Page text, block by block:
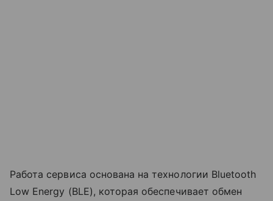
Работа сервиса основана на технологии Bluetooth
Low Energy (BLE), которая обеспечивает обмен